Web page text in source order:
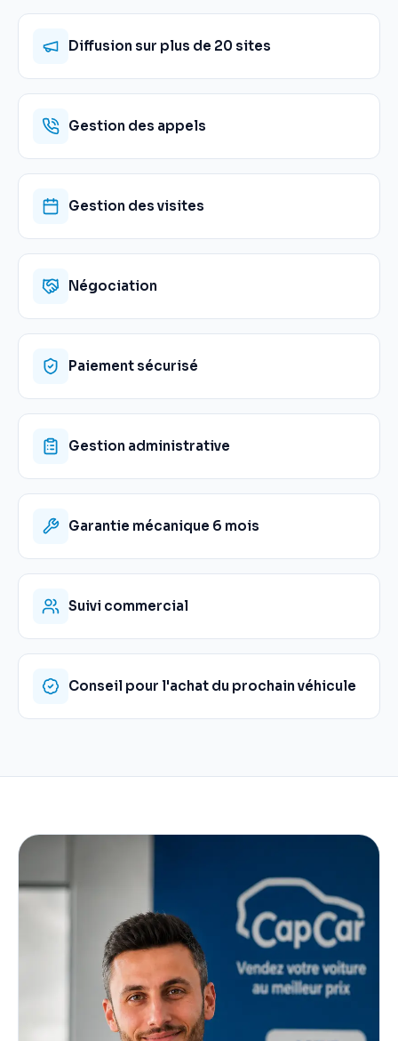
Diffusion sur plus de 20 sites
Gestion des appels
Gestion des visites
Négociation
Paiement sécurisé
Gestion administrative
Garantie mécanique 6 mois
Suivi commercial
Conseil pour l'achat du prochain véhicule